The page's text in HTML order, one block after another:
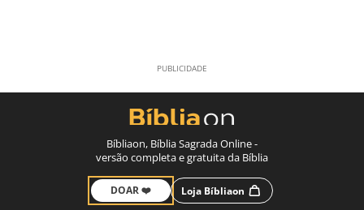
Bíbliaon, Bíblia Sagrada Online -
versão completa e gratuita da Bíblia
DOAR ❤️ Loja Bíbliaon